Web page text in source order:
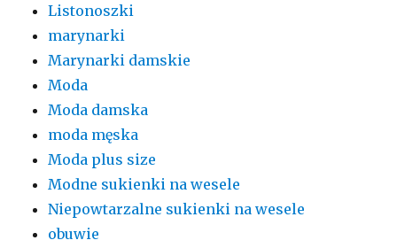
Listonoszki
marynarki
Marynarki damskie
Moda
Moda damska
moda męska
Moda plus size
Modne sukienki na wesele
Niepowtarzalne sukienki na wesele
obuwie